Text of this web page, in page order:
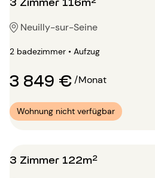
Neuilly-sur-Seine
2 badezimmer • Aufzug
3 849 €/Monat
Wohnung nicht verfügbar
3 Zimmer 122m²